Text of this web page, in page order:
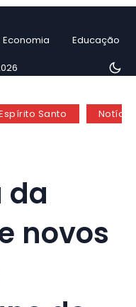
Economia Educação
Santo
da
novos